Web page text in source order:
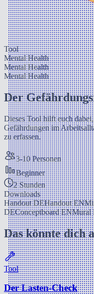
Tool
Mental Health
Mental Health
Mental Health
Der
Dieses Tool hilft euch
Gefährdungen im
zu erfassen.
3-10 Personen
Beginner
2 Stunden
Downloads
Handout DEHandout EN
DEConceptboard ENMural
Das könnte dich
Tool
Der Lasten-Check